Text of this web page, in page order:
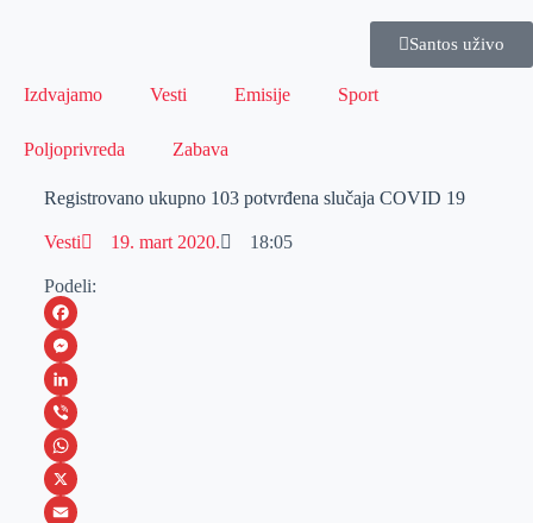
Santos uživo
Izdvajamo Vesti Emisije Sport
Poljoprivreda Zabava
Registrovano ukupno 103 potvrđena slučaja COVID 19
Vesti 19. mart 2020. 18:05
Podeli:
F
a
c
e
b
o
M
e
s
s
e
L
i
n
k
V
i
b
W
h
X